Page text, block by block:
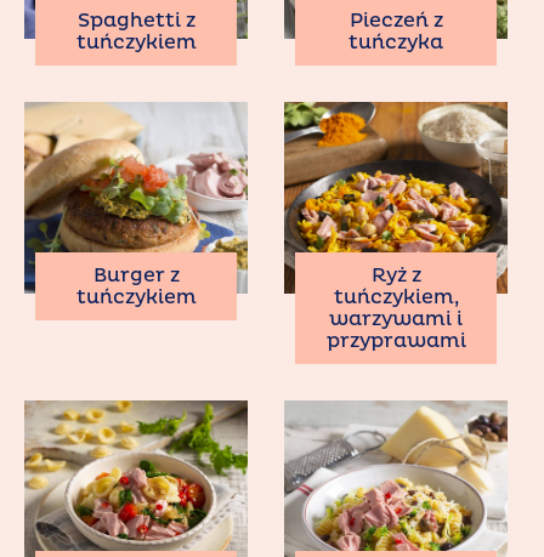
Spaghetti z
tuńczykiem
Pieczeń z
tuńczyka
Burger z
tuńczykiem
Ryż z
tuńczykiem,
warzywami i
przyprawami